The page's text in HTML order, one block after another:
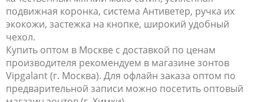
подвижная коронка, система Антиветер, ручка их
экокожи, застежка на кнопке, широкий удобный
чехол.
Купить оптом в Москве с доставкой по ценам
производителя рекомендуем в магазине зонтов
Vipgalant (г. Москва). Для офлайн заказа оптом по
предварительной записи можно посетить оптовый